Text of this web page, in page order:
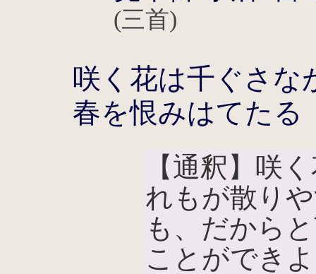
(三首)
咲く花は千ぐさな
春を恨みはてたる
【通釈】咲
れもが散り
も、だから
ことができ